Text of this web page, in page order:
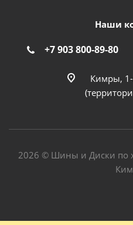
Наши
+7 903 800-89-80
Кимры, 1-
2026 © Шины и Диски по